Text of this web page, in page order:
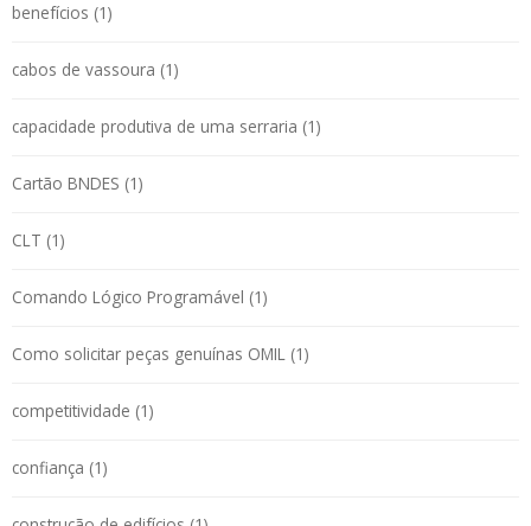
benefícios (1)
cabos de vassoura (1)
capacidade produtiva de uma serraria (1)
Cartão BNDES (1)
CLT (1)
Comando Lógico Programável (1)
Como solicitar peças genuínas OMIL (1)
competitividade (1)
confiança (1)